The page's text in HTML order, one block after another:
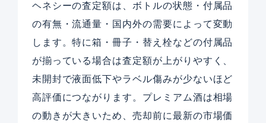
ヘネシーの査定額は、ボトルの状態・付属品
の有無・流通量・国内外の需要によって変動
します。特に箱・冊子・替え栓などの付属品
が揃っている場合は査定額が上がりやすく、
未開封で液面低下やラベル傷みが少ないほど
高評価につながります。プレミアム酒は相場
の動きが大きいため、売却前に最新の市場価